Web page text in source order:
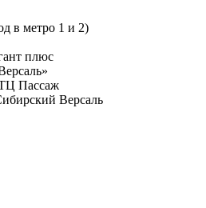
в метро 1 и 2)
плюс
Пассаж
Версаль